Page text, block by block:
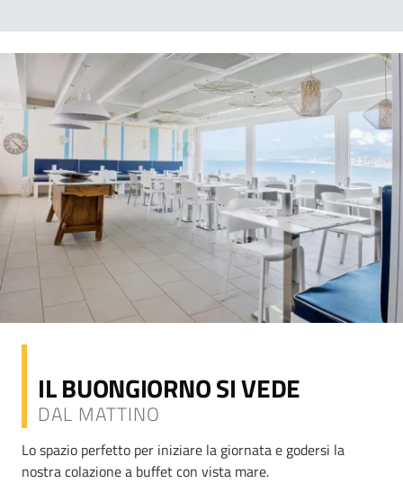
IL BUONGIORNO SI VEDE
DAL MATTINO
Lo spazio perfetto per iniziare la giornata e godersi la
nostra colazione a buffet con vista mare.